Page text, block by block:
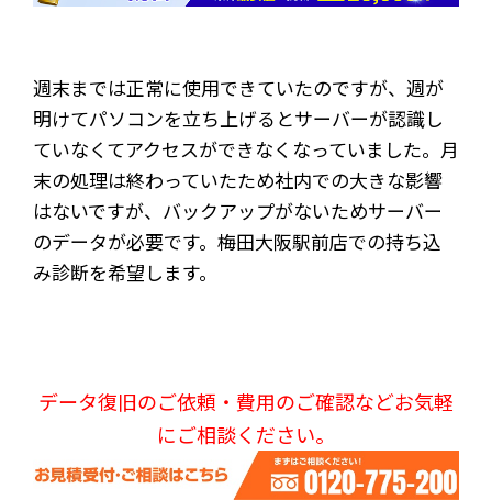
週末までは正常に使用できていたのですが、週が
明けてパソコンを立ち上げるとサーバーが認識し
ていなくてアクセスができなくなっていました。月
末の処理は終わっていたため社内での大きな影響
はないですが、バックアップがないためサーバー
のデータが必要です。梅田大阪駅前店での持ち込
み診断を希望します。
データ復旧のご依頼・費用のご確認などお気軽
にご相談ください。